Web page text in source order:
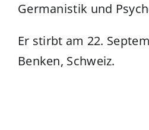
Germanistik und
Er stirbt am 22.
Benken, Schweiz.